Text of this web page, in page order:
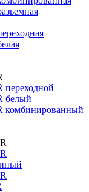
переходной
белый
комбинированный